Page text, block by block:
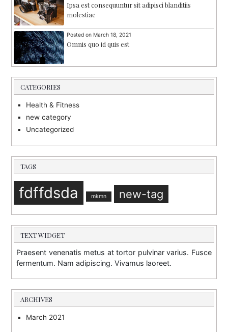
Ipsa est consequuntur sit adipisci blanditiis
molestiae
Posted on March 18, 2021
Omnis quo id quis est
CATEGORIES
Health & Fitness
new category
Uncategorized
TAGS
fdffdsda mkmn new-tag
TEXT WIDGET
Praesent venenatis metus at tortor pulvinar varius. Fusce
fermentum. Nam adipiscing. Vivamus laoreet.
ARCHIVES
March 2021